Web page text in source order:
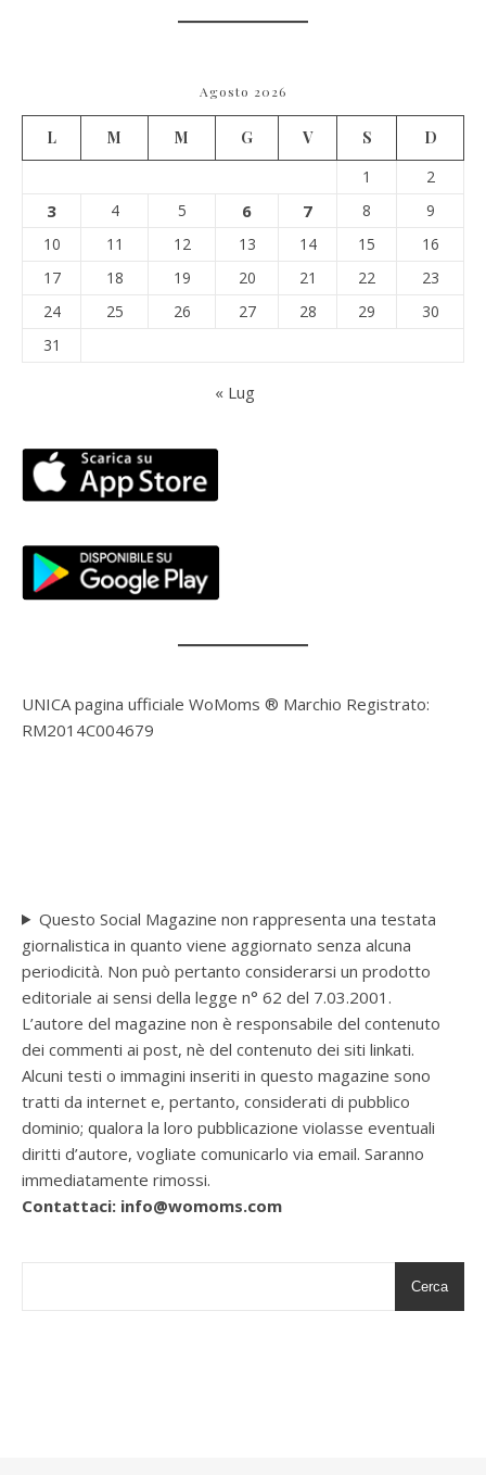
Agosto 2026
L M M G V S
D
1
2
3 4 5 6 7 8
9
10
11 12 13 14 15
16
17
18 19 20 21 22
23
24
25 26 27 28 29
30
31
« Lug
UNICA pagina ufficiale WoMoms ® Marchio Registrato:
RM2014C004679
Questo Social Magazine non rappresenta una testata
giornalistica in quanto viene aggiornato senza alcuna
periodicità. Non può pertanto considerarsi un prodotto
editoriale ai sensi della legge n° 62 del 7.03.2001.
L’autore del magazine non è responsabile del contenuto
dei commenti ai post, nè del contenuto dei siti linkati.
Alcuni testi o immagini inseriti in questo magazine sono
tratti da internet e, pertanto, considerati di pubblico
dominio; qualora la loro pubblicazione violasse eventuali
diritti d’autore, vogliate comunicarlo via email. Saranno
immediatamente rimossi.
Contattaci: info@womoms.com
Cerca